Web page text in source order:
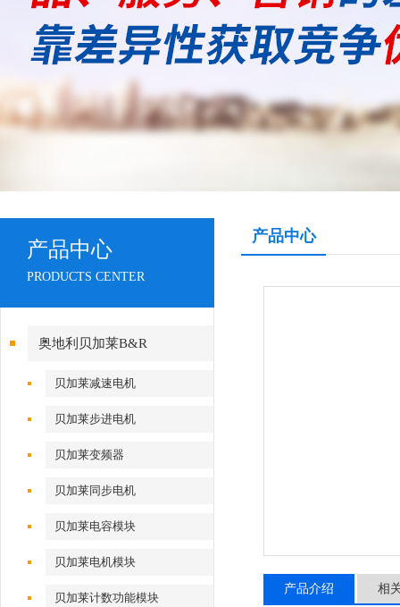
产品中心
PRODUCTS CENTER
奥地利贝加莱B&R
贝加莱减速电机
贝加莱步进电机
贝加莱变频器
贝加莱同步电机
贝加莱电容模块
贝加莱电机模块
贝加莱计数功能模块
产品中心
产品介绍 相